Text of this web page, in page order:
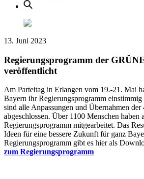
13. Juni 2023
Regierungsprogramm der
veröffentlicht
Am Parteitag in Erlangen vom 19.-21. Mai
Bayern ihr Regierungsprogramm einstimmig
sind alle Anpassungen und Übernahmen
abgeschlossen. Über 1100 Menschen haben
Regierungsprogramm mitgearbeitet. Das
Ideen für eine bessere Zukunft für ganz
Regierungsprogramm gibt es hier als
zum Regierungsprogramm